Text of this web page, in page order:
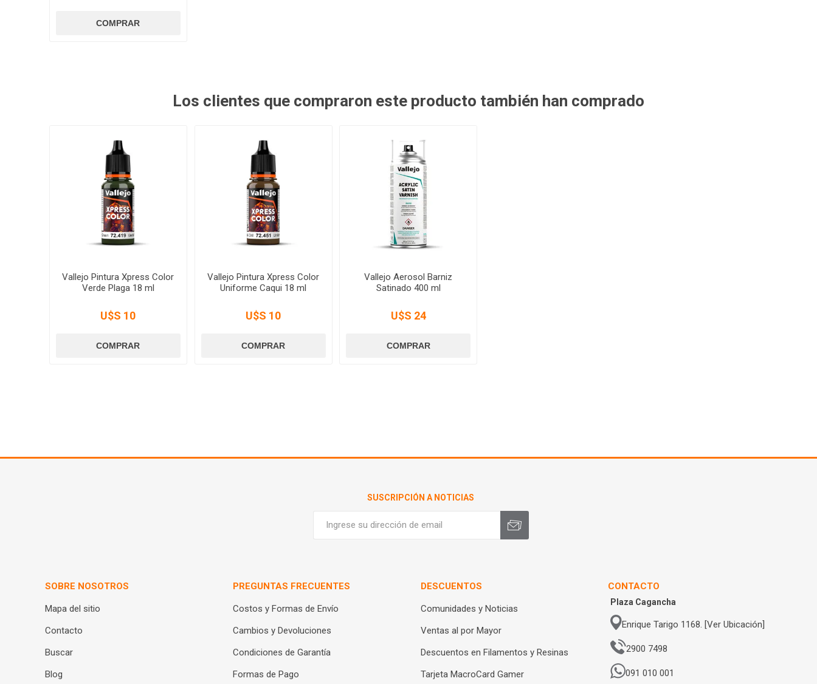
Los clientes que compraron este producto también han comprado
Vallejo Pintura Xpress Color
Verde Plaga 18 ml
U$S 10
Vallejo Pintura Xpress Color
Uniforme Caqui 18 ml
U$S 10
Vallejo Aerosol Barniz
Satinado 400 ml
U$S 24
SUSCRIPCIÓN A NOTICIAS
SOBRE NOSOTROS
Mapa del sitio
Contacto
Buscar
Blog
PREGUNTAS FRECUENTES
Costos y Formas de Envío
Cambios y Devoluciones
Condiciones de Garantía
Formas de Pago
DESCUENTOS
Comunidades y Noticias
Ventas al por Mayor
Descuentos en Filamentos y Resinas
Tarjeta MacroCard Gamer
CONTACTO
Plaza Cagancha
Enrique Tarigo 1168. [Ver Ubicación]
2900 7498
091 010 001